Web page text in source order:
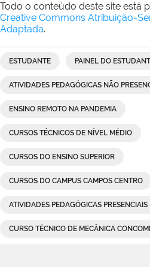
Todo o conteúdo deste site está
Creative Commons Atribuição-
Adaptada.
ESTUDANTE PAINEL DO
ATIVIDADES PEDAGÓGICAS NÃO
ENSINO REMOTO NA PANDEMIA
CURSOS TÉCNICOS DE NÍVEL MÉDIO
CURSOS DO ENSINO SUPERIOR
CURSOS DO CAMPUS CAMPOS CENTRO
ATIVIDADES PEDAGÓGICAS PRESENCIAIS
CURSO TÉCNICO DE MECÂNICA